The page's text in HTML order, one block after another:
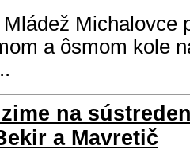
Michalovce
a ôsmom kole
na
a Mavretič